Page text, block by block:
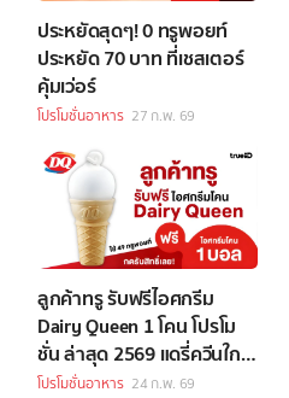
ประหยัดสุดๆ! 0 ทรูพอยท์
ประหยัด 70 บาท ที่เชสเตอร์
คุ้มเว่อร์
โปรโมชั่นอาหาร 27 ก.พ. 69
ลูกค้าทรู รับฟรีไอศกรีม
Dairy Queen 1 โคน โปรโม
ชั่น ล่าสุด 2569 แดรี่ควีนใกล้
ฉัน
โปรโมชั่นอาหาร 24 ก.พ. 69